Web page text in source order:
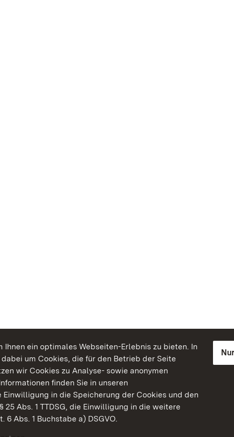
Ihnen ein optimales Webseiten-Erlebnis zu bieten. In
um Cookies, die für den Betrieb der Seite
wir Cookies zu Analyse- sowie anonymen
finden Sie in unseren
Einwilligung in die Speicherung der Cookies und den
Abs. 1 TTDSG, die Einwilligung in die weitere
Abs. 1 Buchstabe a) DSGVO.